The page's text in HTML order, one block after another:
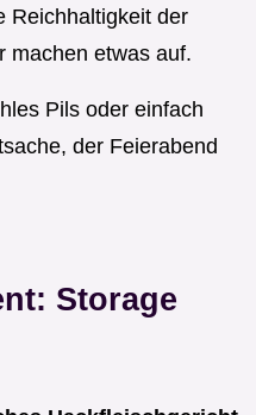
Reichhaltigkeit der
machen etwas auf.
Pils oder einfach
der Feierabend
Storage